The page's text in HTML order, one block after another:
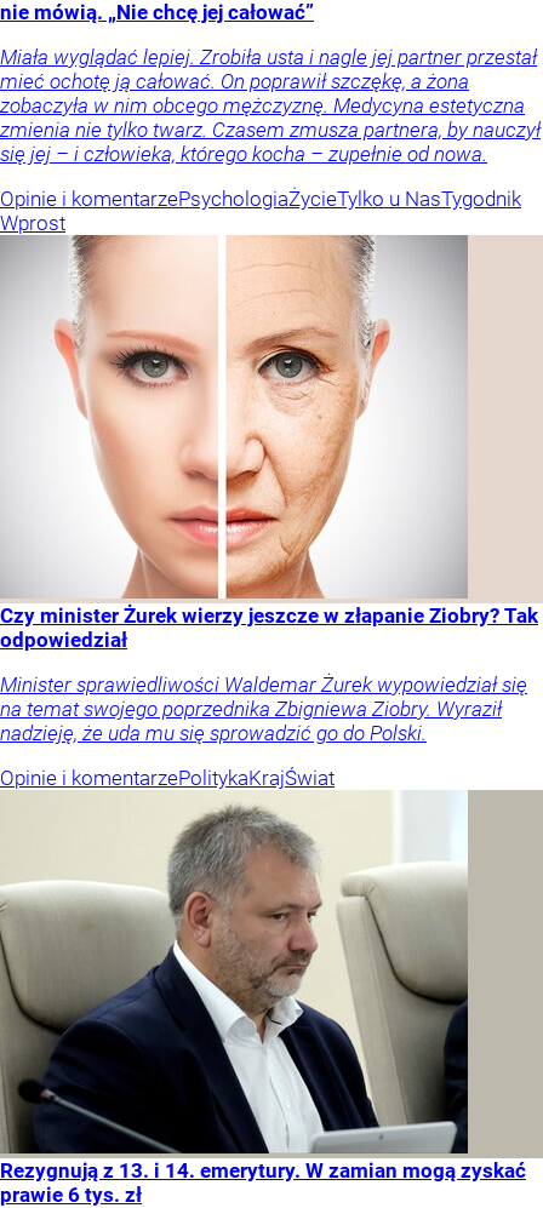
nie mówią. „Nie chcę jej całować”
Miała wyglądać lepiej. Zrobiła usta i nagle jej partner przestał
mieć ochotę ją całować. On poprawił szczękę, a żona
zobaczyła w nim obcego mężczyznę. Medycyna estetyczna
zmienia nie tylko twarz. Czasem zmusza partnera, by nauczył
się jej – i człowieka, którego kocha – zupełnie od nowa.
Opinie i komentarzePsychologiaŻycieTylko u NasTygodnik
Wprost
Czy minister Żurek wierzy jeszcze w złapanie Ziobry? Tak
odpowiedział
Minister sprawiedliwości Waldemar Żurek wypowiedział się
na temat swojego poprzednika Zbigniewa Ziobry. Wyraził
nadzieję, że uda mu się sprowadzić go do Polski.
Opinie i komentarzePolitykaKrajŚwiat
Rezygnują z 13. i 14. emerytury. W zamian mogą zyskać
prawie 6 tys. zł